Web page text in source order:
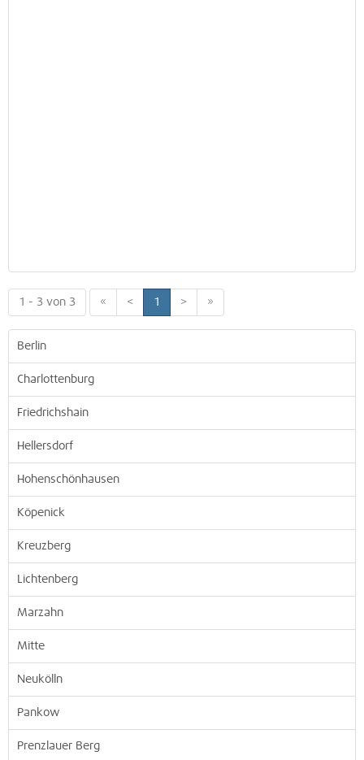
1 - 3 von 3 « < 1 > »
Berlin
Charlottenburg
Friedrichshain
Hellersdorf
Hohenschönhausen
Köpenick
Kreuzberg
Lichtenberg
Marzahn
Mitte
Neukölln
Pankow
Prenzlauer Berg